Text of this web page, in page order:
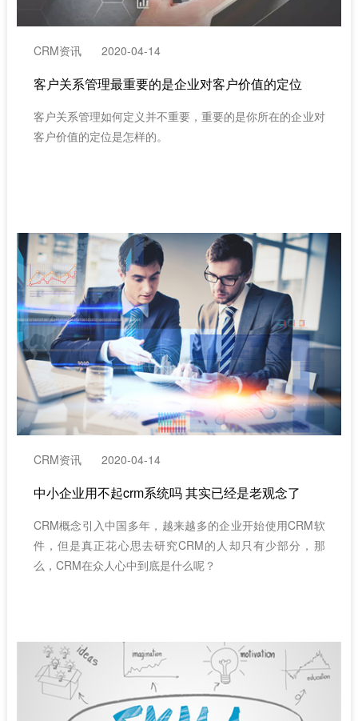
CRM资讯 2020-04-14
客户关系管理最重要的是企业对客户价值的定位
客户关系管理如何定义并不重要，重要的是你所在的企业对
客户价值的定位是怎样的。
CRM资讯 2020-04-14
中小企业用不起crm系统吗 其实已经是老观念了
CRM概念引入中国多年，越来越多的企业开始使用CRM软
件，但是真正花心思去研究CRM的人却只有少部分，那
么，CRM在众人心中到底是什么呢？